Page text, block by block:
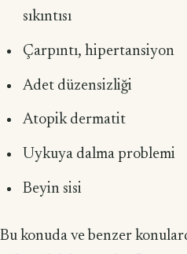
sıkıntısı
Çarpıntı, hipertansiyon
Adet düzensizliği
Atopik dermatit
Uykuya dalma problemi
Beyin sisi
Bu konuda ve benzer